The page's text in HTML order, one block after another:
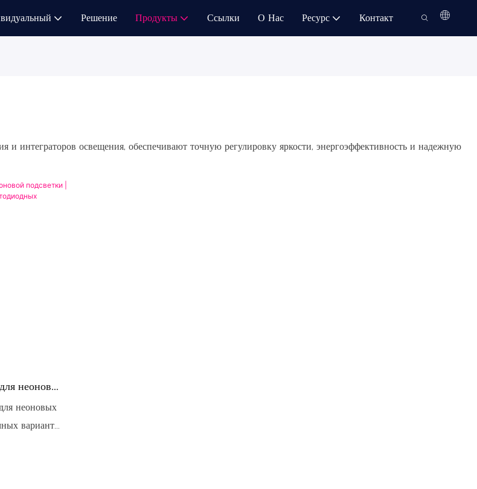
Решение Продукты Ссылки О Нас Ресурс Контакт
и интеграторов освещения, обеспечивают точную регулировку яркости, энергоэффективность и надежную
неоновой
неоновых
варианта